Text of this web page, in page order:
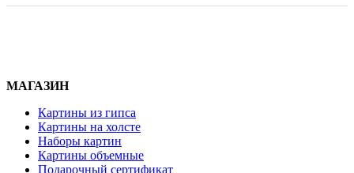
МАГАЗИН
Картины из гипса
Картины на холсте
Наборы картин
Картины объемные
Подарочный сертификат